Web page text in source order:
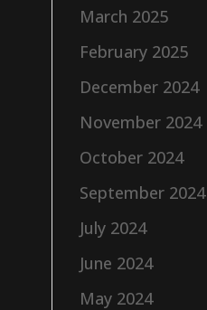
March 2025
February 2025
December 2024
November 2024
October 2024
September 2024
July 2024
June 2024
May 2024